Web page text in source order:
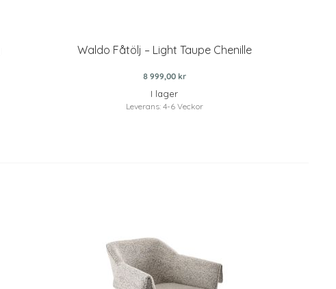
Waldo Fåtölj – Light Taupe Chenille
8 999,00 kr
I lager
Leverans: 4-6 Veckor